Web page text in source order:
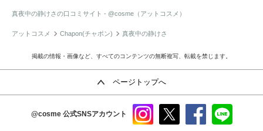
真夜中の静けさの口コミサイト - @cosme（アットコスメ）
アットコスメ Chapon(チャポン) 真夜中の静けさ
掲載の情報・画像など、すべてのコンテンツの無断複写、転載を禁じます。
ページトップへ
@cosme 公式SNSアカウント